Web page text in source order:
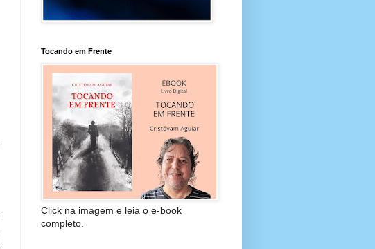
Tocando em Frente
Click na imagem e leia o e-book
completo.